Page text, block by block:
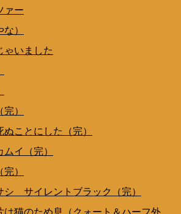
ァー
）
ゃいました
）
ぬことにした（完）
イ（完）
）
シ サイレントブラック（完）
は猫のため息（クォート＆ハーフ外